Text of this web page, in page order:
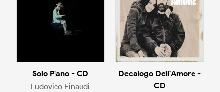
Solo Piano - CD
Ludovico Einaudi
Decalogo Dell'Amore -
CD